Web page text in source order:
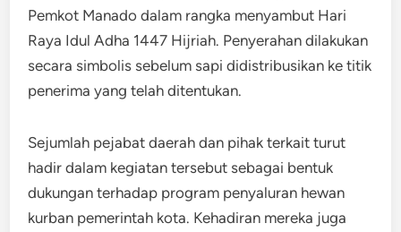
Pemkot Manado dalam rangka menyambut Hari
Raya Idul Adha 1447 Hijriah. Penyerahan dilakukan
secara simbolis sebelum sapi didistribusikan ke titik
penerima yang telah ditentukan.
Sejumlah pejabat daerah dan pihak terkait turut
hadir dalam kegiatan tersebut sebagai bentuk
dukungan terhadap program penyaluran hewan
kurban pemerintah kota. Kehadiran mereka juga